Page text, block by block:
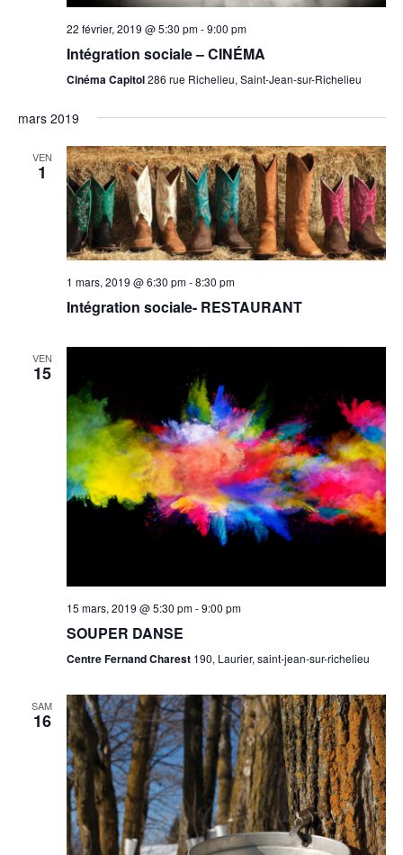
22 février, 2019 @ 5:30 pm-9:00 pm
Intégration sociale – CINÉMA
Cinéma Capitol286 rue Richelieu, Saint-Jean-sur-Richelieu
mars 2019
VEN
1
1 mars, 2019 @ 6:30 pm-8:30 pm
Intégration sociale- RESTAURANT
VEN
15
15 mars, 2019 @ 5:30 pm-9:00 pm
SOUPER DANSE
Centre Fernand Charest 190, Laurier, saint-jean-sur-richelieu
SAM
16